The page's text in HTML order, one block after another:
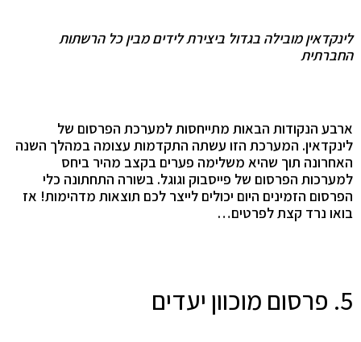
לינקדאין מובילה בגדול ביצירת לידים מבין כל הרשתות
החברתית
ארבע הנקודות הבאות מתייחסות למערכת הפרסום של
לינקדאין. המערכת הזו עשתה התקדמות עצומה במהלך השנה
האחרונה תוך שהיא משלימה פערים בקצב מהיר ביחס
למערכות הפרסום של פייסבוק וגוגל. בשורה התחתונה כלי
הפרסום הזמינים היום יכולים לייצר לכם תוצאות מדהימות! אז
בואו נרד קצת לפרטים…
5. פרסום מוכוון יעדים